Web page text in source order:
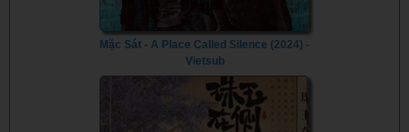
Mặc Sát - A Place Called Silence (2024) -
Vietsub